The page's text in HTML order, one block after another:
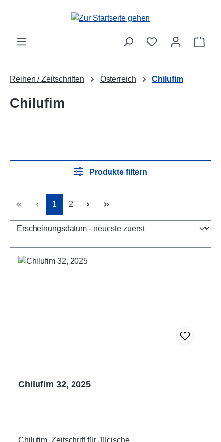
Zum Hauptinhalt springen
Reihen / Zeitschriften Österreich Chilufim
Chilufim
Produkte filtern
Seite
1 Seite
2
Chilufim 32, 2025
Chilufim. Zeitschrift für Jüdische